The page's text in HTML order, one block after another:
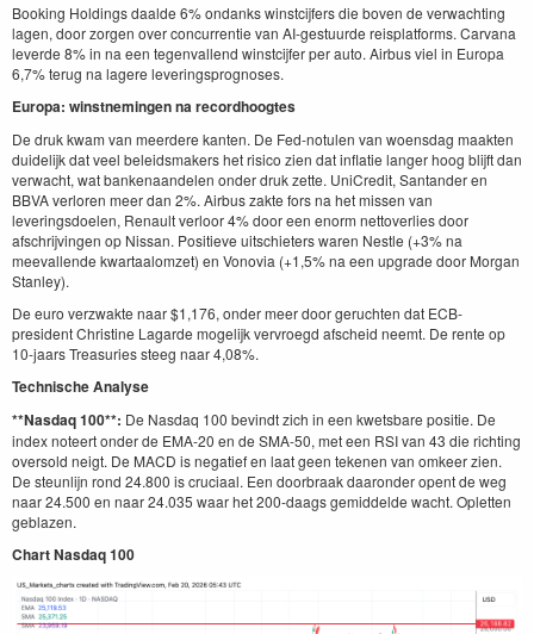
Booking Holdings daalde 6% ondanks winstcijfers die boven de verwachting
lagen, door zorgen over concurrentie van AI-gestuurde reisplatforms. Carvana
leverde 8% in na een tegenvallend winstcijfer per auto. Airbus viel in Europa
6,7% terug na lagere leveringsprognoses.
Europa: winstnemingen na recordhoogtes
De druk kwam van meerdere kanten. De Fed-notulen van woensdag maakten
duidelijk dat veel beleidsmakers het risico zien dat inflatie langer hoog blijft dan
verwacht, wat bankenaandelen onder druk zette. UniCredit, Santander en
BBVA verloren meer dan 2%. Airbus zakte fors na het missen van
leveringsdoelen, Renault verloor 4% door een enorm nettoverlies door
afschrijvingen op Nissan. Positieve uitschieters waren Nestle (+3% na
meevallende kwartaalomzet) en Vonovia (+1,5% na een upgrade door Morgan
Stanley).
De euro verzwakte naar $1,176, onder meer door geruchten dat ECB-
president Christine Lagarde mogelijk vervroegd afscheid neemt. De rente op
10-jaars Treasuries steeg naar 4,08%.
Technische Analyse
**Nasdaq 100**: De Nasdaq 100 bevindt zich in een kwetsbare positie. De
index noteert onder de EMA-20 en de SMA-50, met een RSI van 43 die richting
oversold neigt. De MACD is negatief en laat geen tekenen van omkeer zien.
De steunlijn rond 24.800 is cruciaal. Een doorbraak daaronder opent de weg
naar 24.500 en naar 24.035 waar het 200-daags gemiddelde wacht. Opletten
geblazen.
Chart Nasdaq 100